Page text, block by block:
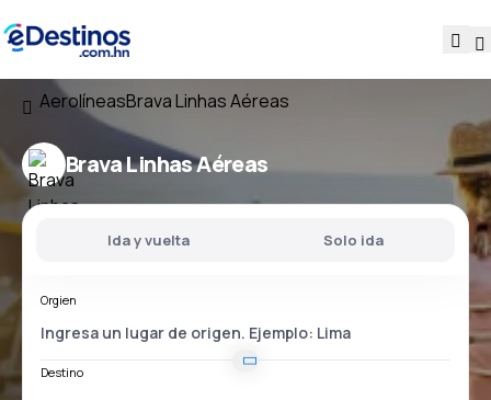
AerolíneasBrava Linhas Aéreas
Brava Linhas Aéreas
Ida y vuelta Solo ida
Orgien
Destino